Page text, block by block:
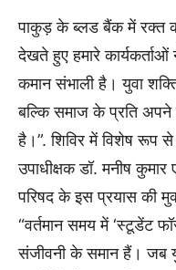
पाकुड़ के ब्लड बैंक में रक्त
देखते हुए हमारे
कमान संभाली है। युवा
बल्कि समाज के प्रति अपने
है।”. शिविर में विशेष रूप
उपाधीक्षक डॉ. मनीष कुमार
परिषद के इस प्रयास की
“वर्तमान समय में ‘स्टूडेंट
संजीवनी के समान हैं। जब